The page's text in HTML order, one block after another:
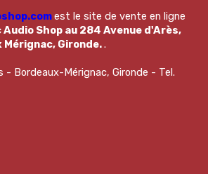
est le site de vente en ligne
Audio Shop au 284 Avenue d'Arès,
Gironde..
- Bordeaux-Mérignac, Gironde - Tel.